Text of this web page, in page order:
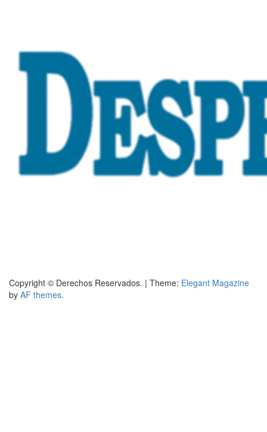
Copyright © Derechos Reservados. | Theme: Elegant Magazine
by AF themes.